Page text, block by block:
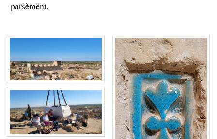
parsèment.